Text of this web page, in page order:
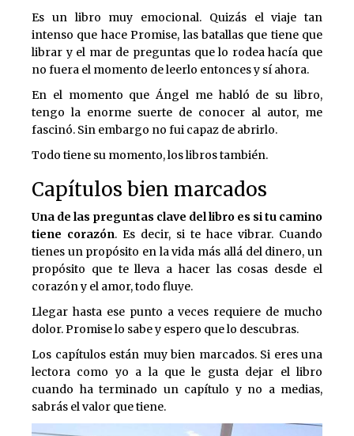
Es un libro muy emocional. Quizás el viaje tan
intenso que hace Promise, las batallas que tiene que
librar y el mar de preguntas que lo rodea hacía que
no fuera el momento de leerlo entonces y sí ahora.
En el momento que Ángel me habló de su libro,
tengo la enorme suerte de conocer al autor, me
fascinó. Sin embargo no fui capaz de abrirlo.
Todo tiene su momento, los libros también.
Capítulos bien marcados
Una de las preguntas clave del libro es si tu camino
tiene corazón. Es decir, si te hace vibrar. Cuando
tienes un propósito en la vida más allá del dinero, un
propósito que te lleva a hacer las cosas desde el
corazón y el amor, todo fluye.
Llegar hasta ese punto a veces requiere de mucho
dolor. Promise lo sabe y espero que lo descubras.
Los capítulos están muy bien marcados. Si eres una
lectora como yo a la que le gusta dejar el libro
cuando ha terminado un capítulo y no a medias,
sabrás el valor que tiene.